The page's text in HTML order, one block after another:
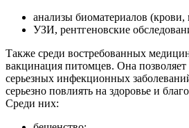
анализы биоматериалов (крови,
УЗИ, рентгеновские
Также среди востребованных
вакцинация питомцев. Она позволяет
серьезных инфекционных
серьезно повлиять на здоровье и
Среди них: